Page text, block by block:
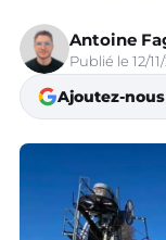
Antoine
Publié le 12/
Ajoutez-